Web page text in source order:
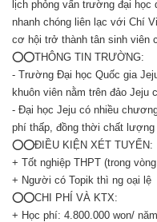
lịch phỏng vấn trường đại học
nhanh chóng liên lạc với Chí
cơ hội trở thành tân sinh viên
⭕️⭕️THÔNG TIN TRƯỜNG:
- Trường Đại học Quốc gia
khuôn viên nằm trên đảo Jeju
- Đại học Jeju có nhiều
phí thấp, đồng thời chất
⭕️⭕️ĐIỀU KIỆN XÉT TUYỂN:
+ Tốt nghiệp THPT (trong
+ Người có Topik thì ng oại lệ
⭕️⭕️CHI PHÍ VÀ KTX:
+ Học phí: 4.800.000 won/ năm